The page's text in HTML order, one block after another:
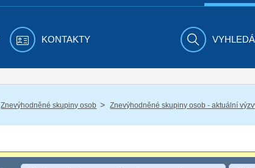
KONTAKTY
Znevýhodněné skupiny osob / Znevýhodněné skupiny osob - aktuální